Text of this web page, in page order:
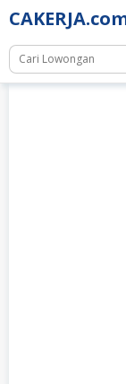
Skip
to
content